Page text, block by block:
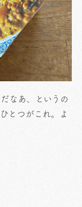
なあ、というの
とつがこれ。よ